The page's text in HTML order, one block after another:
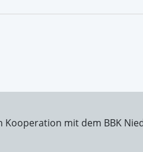
Kooperation mit dem BBK